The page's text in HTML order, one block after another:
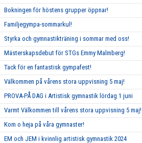
Bokningen för höstens grupper öppnar!
Familjegympa-sommarkul!
Styrka och gymnastikträning i sommar med oss!
Mästerskapsdebut för STGs Emmy Malmberg!
Tack för en fantastisk gympafest!
Välkommen på vårens stora uppvisning 5 maj!
PROVA-PÅ DAG i Artistisk gymnastik lördag 1 juni
Varmt Välkommen till vårens stora uppvisning 5 maj!
Kom o heja på våra gymnaster!
EM och JEM i kvinnlig artistisk gymnastik 2024